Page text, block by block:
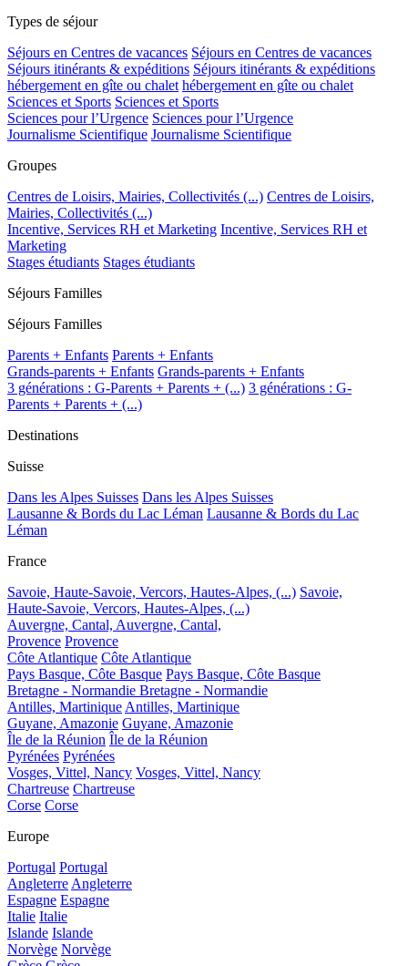
Types de séjour
Séjours en Centres de vacances Séjours en Centres de vacances
Séjours itinérants & expéditions Séjours itinérants & expéditions
hébergement en gîte ou chalet hébergement en gîte ou chalet
Sciences et Sports Sciences et Sports
Sciences pour l’Urgence Sciences pour l’Urgence
Journalisme Scientifique Journalisme Scientifique
Groupes
Centres de Loisirs, Mairies, Collectivités (...) Centres de Loisirs,
Mairies, Collectivités (...)
Incentive, Services RH et Marketing Incentive, Services RH et
Marketing
Stages étudiants Stages étudiants
Séjours Familles
Séjours Familles
Parents + Enfants Parents + Enfants
Grands-parents + Enfants Grands-parents + Enfants
3 générations : G-Parents + Parents + (...) 3 générations : G-
Parents + Parents + (...)
Destinations
Suisse
Dans les Alpes Suisses Dans les Alpes Suisses
Lausanne & Bords du Lac Léman Lausanne & Bords du Lac
Léman
France
Savoie, Haute-Savoie, Vercors, Hautes-Alpes, (...) Savoie,
Haute-Savoie, Vercors, Hautes-Alpes, (...)
Auvergne, Cantal, Auvergne, Cantal,
Provence Provence
Côte Atlantique Côte Atlantique
Pays Basque, Côte Basque Pays Basque, Côte Basque
Bretagne - Normandie Bretagne - Normandie
Antilles, MartiniqueAntilles, Martinique
Guyane, Amazonie Guyane, Amazonie
Île de la Réunion Île de la Réunion
Pyrénées Pyrénées
Vosges, Vittel, Nancy Vosges, Vittel, Nancy
Chartreuse Chartreuse
Corse Corse
Europe
Portugal Portugal
AngleterreAngleterre
Espagne Espagne
Italie Italie
Islande Islande
Norvège Norvège